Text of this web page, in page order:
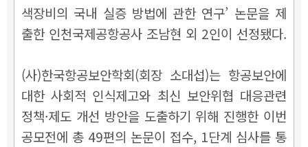
색장비의 국내 실증 방법에 관한 연구’ 논문을 제
출한 인천국제공항공사 조남현 외 2인이 선정됐다.
(사)한국항공보안학회(회장 소대섭)는 항공보안에
대한 사회적 인식제고와 최신 보안위협 대응관련
정책·제도 개선 방안을 도출하기 위해 진행한 이번
공모전에 총 49편의 논문이 접수, 1단계 심사를 통